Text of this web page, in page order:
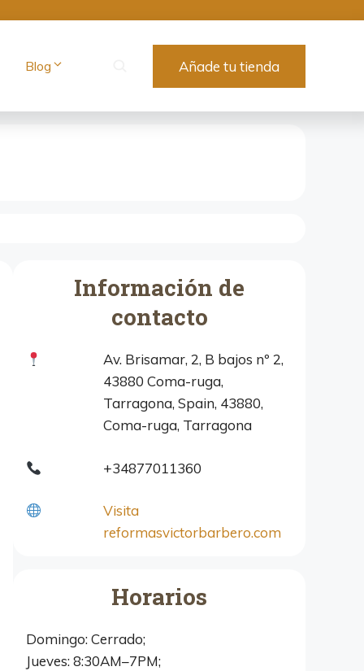
Blog Añade tu tienda
Información de
contacto
Av. Brisamar, 2, B bajos nº 2,
43880 Coma-ruga,
Tarragona, Spain, 43880,
Coma-ruga, Tarragona
+34877011360
Visita
reformasvictorbarbero.com
Horarios
Domingo: Cerrado;
Jueves: 8:30AM–7PM;